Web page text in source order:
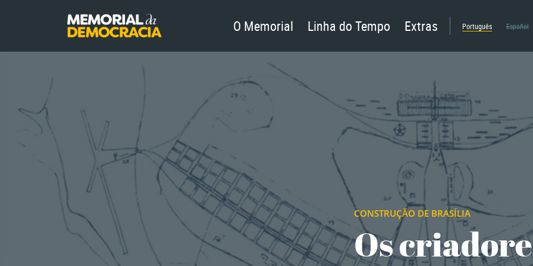
O Memorial Linha do Tempo Extras Português Español
CONSTRUÇÃO DE BRASÍLIA
Os